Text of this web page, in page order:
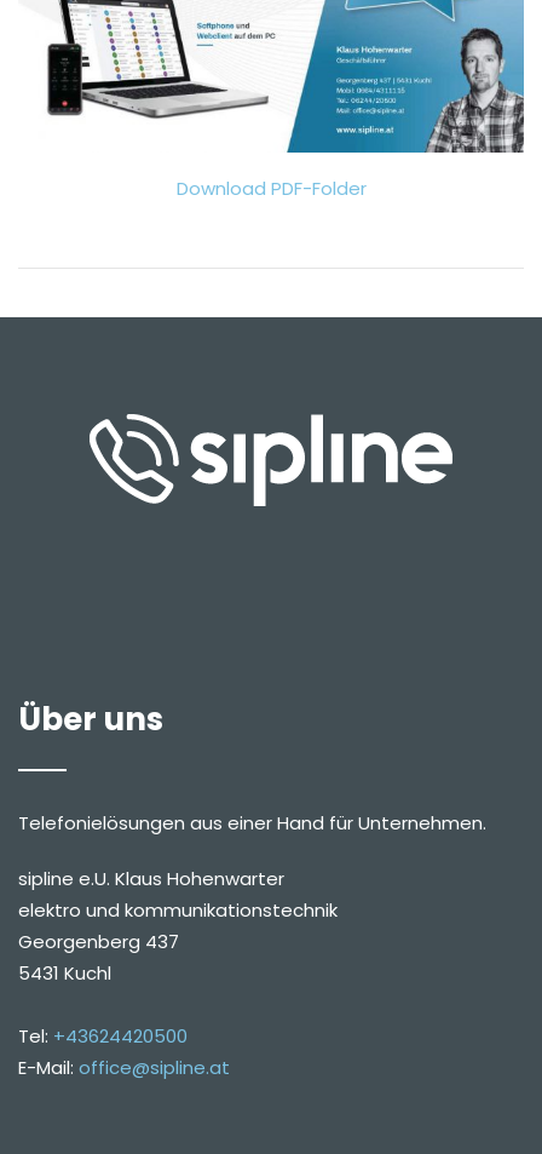
Download PDF-Folder
Über uns
Telefonielösungen aus einer Hand für Unternehmen.
sipline e.U. Klaus Hohenwarter
elektro und kommunikationstechnik
Georgenberg 437
5431 Kuchl
Tel: +43624420500
E-Mail: office@sipline.at